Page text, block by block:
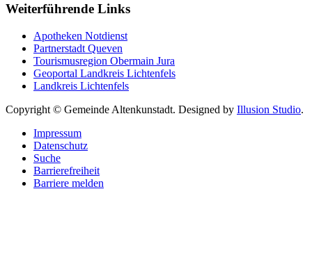
Weiterführende Links
Apotheken Notdienst
Partnerstadt Queven
Tourismusregion Obermain Jura
Geoportal Landkreis Lichtenfels
Landkreis Lichtenfels
Copyright © Gemeinde Altenkunstadt. Designed by Illusion Studio.
Impressum
Datenschutz
Suche
Barrierefreiheit
Barriere melden